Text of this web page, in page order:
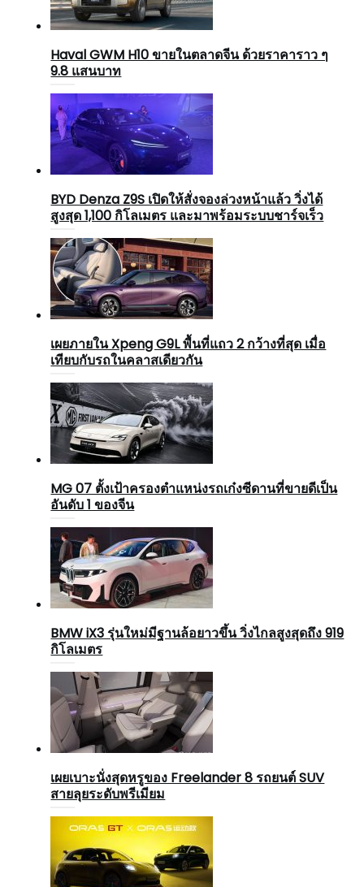
Haval GWM H10 ขายในตลาดจีน ด้วยราคาราว ๆ
9.8 แสนบาท
BYD Denza Z9S เปิดให้สั่งจองล่วงหน้าแล้ว วิ่งได้
สูงสุด 1,100 กิโลเมตร และมาพร้อมระบบชาร์จเร็ว
เผยภายใน Xpeng G9L พื้นที่แถว 2 กว้างที่สุด เมื่อ
เทียบกับรถในคลาสเดียวกัน
MG 07 ตั้งเป้าครองตำแหน่งรถเก๋งซีดานที่ขายดีเป็น
อันดับ 1 ของจีน
BMW iX3 รุ่นใหม่มีฐานล้อยาวขึ้น วิ่งไกลสูงสุดถึง 919
กิโลเมตร
เผยเบาะนั่งสุดหรูของ Freelander 8 รถยนต์ SUV
สายลุยระดับพรีเมียม